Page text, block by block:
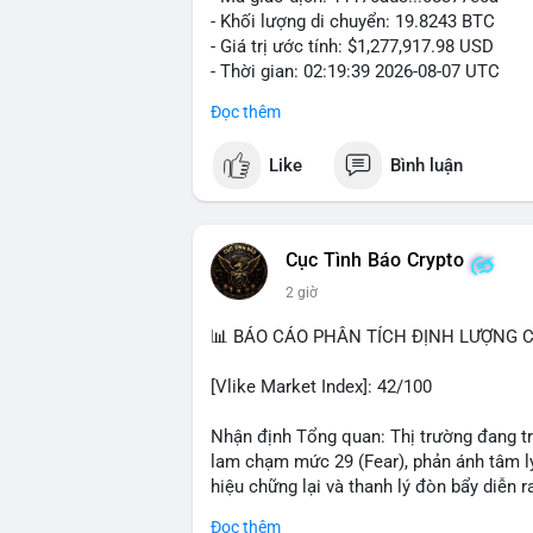
- Khối lượng di chuyển: 19.8243 BTC
- Giá trị ước tính: $1,277,917.98 USD
- Thời gian: 02:19:39 2026-08-07 UTC
Khối lượng gần 20 BTC trị giá hơn 1.27
động này thiên về chuyển ví lạnh để
lượng không quá lớn để gây sốc thanh
Nhà đầu tư nhỏ lẻ nên theo dõi xác
tương tự trong 24 giờ tới. Nếu xu hướng
chiếm ưu thế, phù hợp với chiến lược
Đọc thêm
Like Bình luận
Cục Tình Báo Crypto
2 giờ
📊 BÁO CÁO PHÂN TÍCH ĐỊNH LƯỢNG
[Vlike Market Index]: 42/100
Nhận định Tổng quan: Thị trường đang
lam chạm mức 29 (Fear), phản ánh
hiệu chững lại và thanh lý đòn bẩy diễn
Đọc thêm